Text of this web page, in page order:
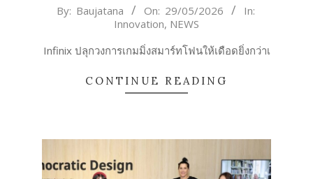
2026-
29
By: Baujatana On: 29/05/2026
In:
Innovation, NEWS
Infinix ปลุกวงการเกมมิ่งสมาร์ทโฟนให้เดือดยิ่งกว่าเ
CONTINUE READING